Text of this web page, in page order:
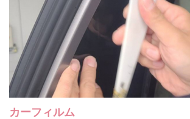
カーフィルム